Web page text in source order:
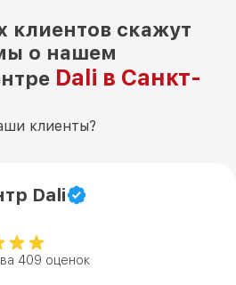
скажут
о нашем
Dali в Санкт-
клиенты?
Dali
409 оценок